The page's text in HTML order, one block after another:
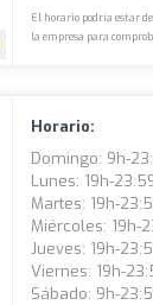
El horario podría estar
la empresa para
Horario:
Domingo: 9h-
Lunes: 19h-
Martes: 19h-
Miércoles: 19h-
Jueves: 19h-
Viernes: 19h-
Sábado: 9h-